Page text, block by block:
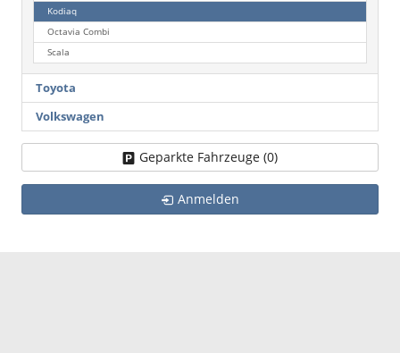
Kodiaq
Octavia Combi
Scala
Toyota
Volkswagen
Geparkte Fahrzeuge (0)
Anmelden